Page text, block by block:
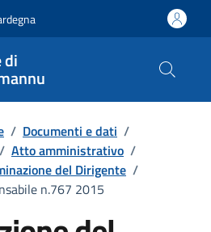
di
/ Documenti e dati /
/ Atto amministrativo /
del Dirigente /
n.767 2015